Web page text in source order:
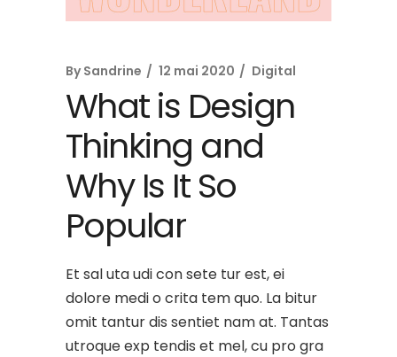
By Sandrine 12 mai 2020 Digital
What is Design
Thinking and
Why Is It So
Popular
Et sal uta udi con sete tur est, ei
dolore medi o crita tem quo. La bitur
omit tantur dis sentiet nam at. Tantas
utroque exp tendis et mel, cu pro gra